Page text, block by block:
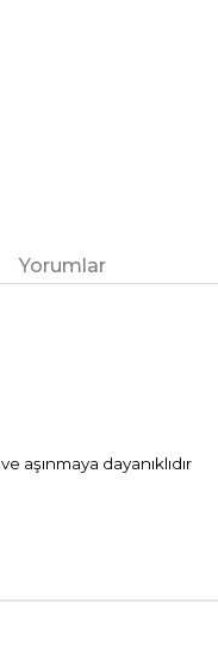
Yorumlar
ve aşınmaya dayanıklıdır